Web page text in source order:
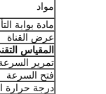
مواد
مادة بوابة
عرض القناة
المقياس
تمرير
فتح السرعة
درجة حرارة